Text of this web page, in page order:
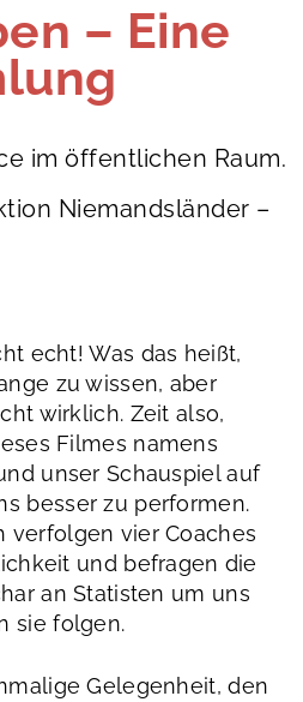
– Eine
im öffentlichen Raum.
Niemandsländer –
echt! Was das heißt,
zu wissen, aber
wirklich. Zeit also,
Filmes namens
unser Schauspiel auf
besser zu performen.
verfolgen vier Coaches
und befragen die
an Statisten um uns
sie folgen.
Gelegenheit, den